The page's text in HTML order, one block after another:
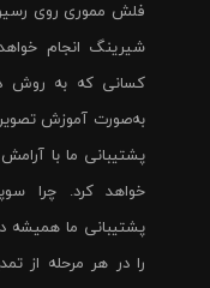
فلش مموری روی
شیرینگ انجام
کسانی که به روش
به‌صورت آموزش
پشتیبانی ما با
خواهد کرد. چرا
پشتیبانی ما
را در هر مرحله از